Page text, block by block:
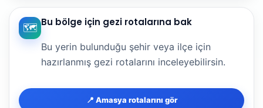
🗺️ Bu bölge için gezi rotalarına bak
Bu yerin bulunduğu şehir veya ilçe için
hazırlanmış gezi rotalarını inceleyebilirsin.
📍 Amasya rotalarını gör